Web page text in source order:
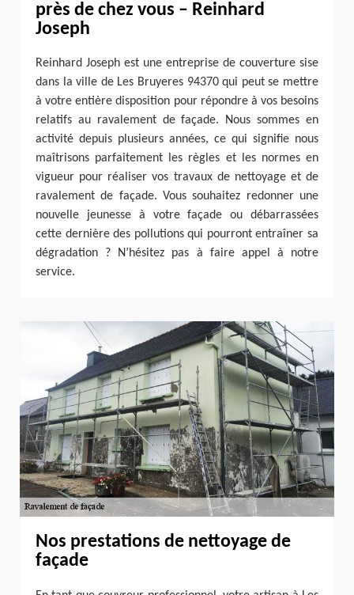
près de chez vous – Reinhard
Joseph
Reinhard Joseph est une entreprise de couverture sise
dans la ville de Les Bruyeres 94370 qui peut se mettre
à votre entière disposition pour répondre à vos besoins
relatifs au ravalement de façade. Nous sommes en
activité depuis plusieurs années, ce qui signifie nous
maîtrisons parfaitement les règles et les normes en
vigueur pour réaliser vos travaux de nettoyage et de
ravalement de façade. Vous souhaitez redonner une
nouvelle jeunesse à votre façade ou débarrassées
cette dernière des pollutions qui pourront entraîner sa
dégradation ? N’hésitez pas à faire appel à notre
service.
Nos prestations de nettoyage de
façade